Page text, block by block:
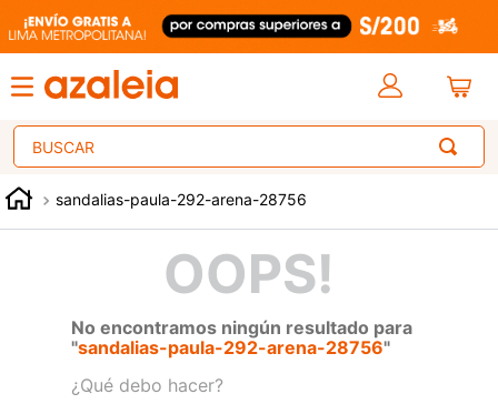
Buscar
sandalias-paula-292-arena-28756
OOPS!
No encontramos ningún resultado para
"sandalias-paula-292-arena-28756"
¿Qué debo hacer?